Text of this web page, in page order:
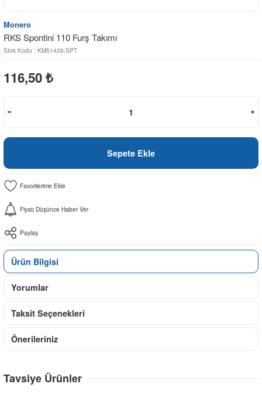
Monero
RKS Spontini 110 Furş Takımı
Stok Kodu : KM51426-SPT
116,50 ₺
Sepete Ekle
Fiyatı Düşünce Haber Ver
Paylaş
Ürün Bilgisi
Yorumlar
Taksit Seçenekleri
Önerileriniz
Tavsiye Ürünler